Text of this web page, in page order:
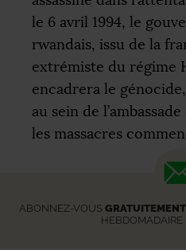
le 6 avril 1994, le
rwandais, issu de la
extrémiste du régime
encadrera le
au sein de
les massacres
ABONNEZ-VOUS GRATUITEMENT
HEBDOMADAIRE